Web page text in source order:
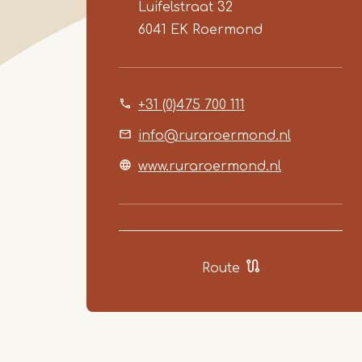
Luifelstraat 32
6041 EK Roermond
+31 (0)475 700 111
info@ruraroermond.nl
www.ruraroermond.nl
Route